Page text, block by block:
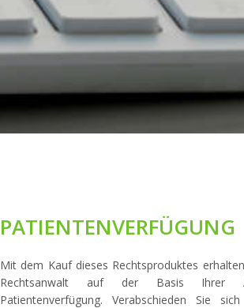
PATIENTENVERFÜGUNG
Mit dem Kauf dieses Rechtsproduktes
Rechtsanwalt auf der Basis Ihrer
Patientenverfügung. Verabschieden Sie